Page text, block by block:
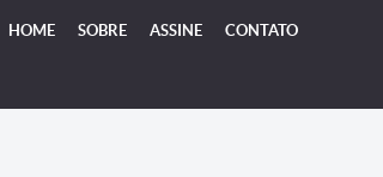
HOME SOBRE ASSINE CONTATO